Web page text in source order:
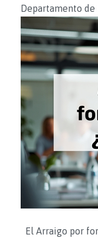
Departamento
El Arraigo por